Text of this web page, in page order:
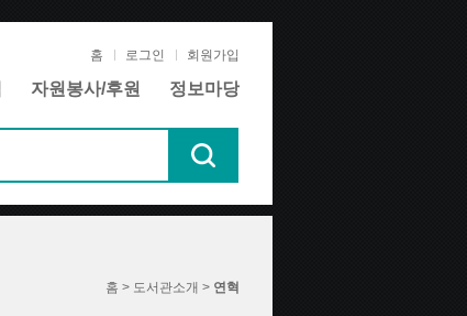
홈 로그인 회원가입
자원봉사/후원 정보마당
홈 > 도서관소개 > 연혁